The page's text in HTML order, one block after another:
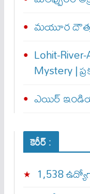
మయూర
Lohit-
Mystery |
ఎయిర్‌
కెరీర్ :
1,538